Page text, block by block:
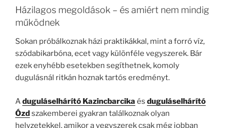
Házilagos megoldások – és amiért nem mindig
működnek
Sokan próbálkoznak házi praktikákkal, mint a forró víz,
szódabikarbóna, ecet vagy különféle vegyszerek. Bár
ezek enyhébb esetekben segíthetnek, komoly
dugulásnál ritkán hoznak tartós eredményt.
A duguláselhárító Kazincbarcika és duguláselhárító
Ózdszakemberei gyakran találkoznak olyan
helyzetekkel, amikor a vegyszerek csak még jobban